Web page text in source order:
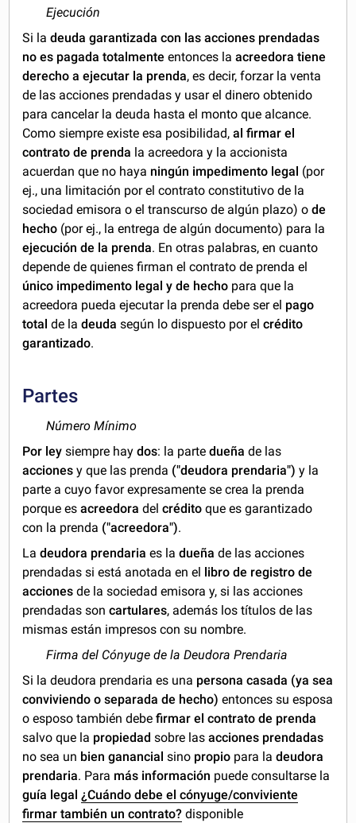
Ejecución
Si ladeuda garantizada con las acciones prendadas
no es pagada totalmente entonces laacreedora tiene
derecho a ejecutar la prenda, es decir, forzar la venta
de las acciones prendadas y usar el dinero obtenido
para cancelar la deuda hasta el monto que alcance.
Como siempre existe esa posibilidad,al firmar el
contrato de prenda la acreedora y la accionista
acuerdan que no haya ningún impedimento legal (por
ej., una limitación por el contrato constitutivo de la
sociedad emisora o el transcurso de algún plazo) ode
hecho (por ej., la entrega de algún documento) para la
ejecución de la prenda. En otras palabras, en cuanto
depende de quienes firman el contrato de prenda el
único impedimento legal y de hecho para que la
acreedora pueda ejecutar la prenda debe ser el pago
total de la deuda según lo dispuesto por el crédito
garantizado.
Partes
Número Mínimo
Por ley siempre haydos: la partedueña de las
acciones y que las prenda ("deudora prendaria") y la
parte a cuyo favor expresamente se crea la prenda
porque esacreedora delcrédito que es garantizado
con la prenda ("acreedora").
Ladeudora prendaria es ladueña de las acciones
prendadas si está anotada en el
libro de registro de
acciones de la sociedad emisora y, si las acciones
prendadas soncartulares, además los títulos de las
mismas están impresos con su nombre.
Firma del Cónyuge de la Deudora Prendaria
Si la deudora prendaria es una persona casada (ya sea
conviviendo o separada de hecho) entonces su esposa
o esposo también debefirmar el contrato de prenda
salvo que la propiedad sobre lasacciones prendadas
no sea un bien ganancial sino propio para ladeudora
prendaria. Para más información puede consultarse la
guía legal ¿Cuándo debe el cónyuge/conviviente
firmar también un contrato? disponible